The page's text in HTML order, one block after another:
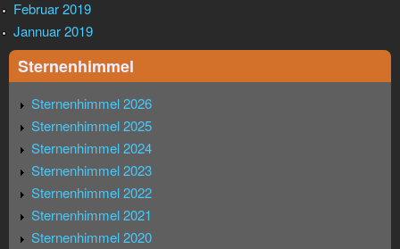
Februar 2019
Jannuar 2019
Sternenhimmel
Sternenhimmel 2026
Sternenhimmel 2025
Sternenhimmel 2024
Sternenhimmel 2023
Sternenhimmel 2022
Sternenhimmel 2021
Sternenhimmel 2020